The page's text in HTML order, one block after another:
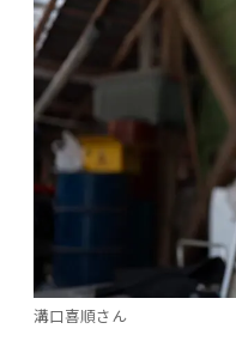
溝口喜順さん